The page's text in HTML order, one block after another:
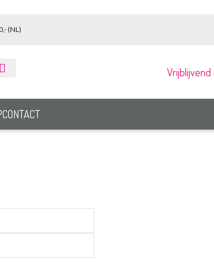
(NL)
CONTACT